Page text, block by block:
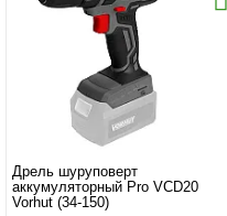
Дрель шуруповерт
аккумуляторный Pro VCD20
Vorhut (34-150)